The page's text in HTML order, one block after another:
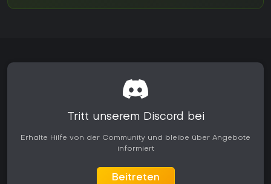
Tritt unserem Discord bei
Erhalte Hilfe von der Community und bleibe über Angebote
informiert
Beitreten